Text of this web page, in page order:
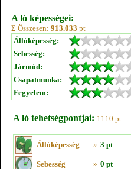
A ló képességei:
Σ Összesen: 913.033 pt
Állóképesség:
Sebesség:
Jármód:
Csapatmunka:
Fegyelem:
A ló tehetségpontjai: 1110 pt
Állóképesség » 3 pt
Sebesség » 0 pt